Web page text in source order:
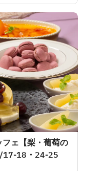
フェ【梨・葡萄の
17-18・24-25